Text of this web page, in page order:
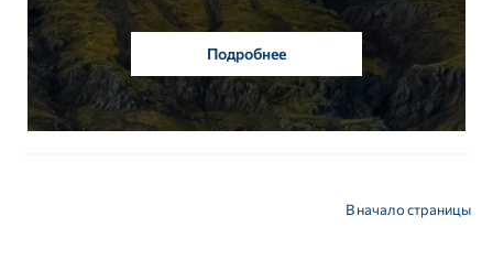
Подробнее
В начало страницы